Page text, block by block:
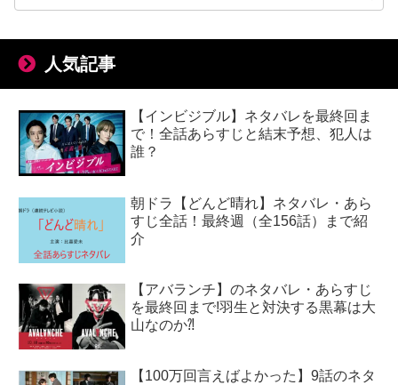
人気記事
【インビジブル】ネタバレを最終回ま
で！全話あらすじと結末予想、犯人は
誰？
朝ドラ【どんど晴れ】ネタバレ・あら
すじ全話！最終週（全156話）まで紹
介
【アバランチ】のネタバレ・あらすじ
を最終回まで!羽生と対決する黒幕は大
山なのか⁈
【100万回言えばよかった】9話のネタ